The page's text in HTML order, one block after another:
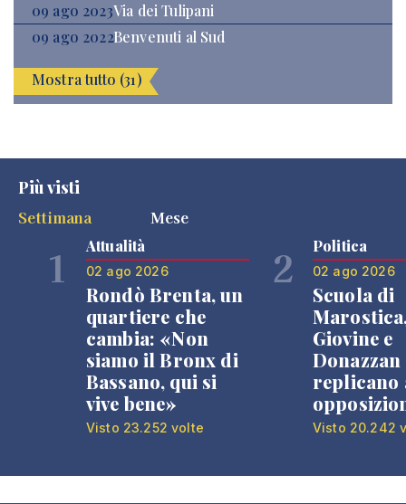
09 ago 2023Via dei Tulipani
09 ago 2022Benvenuti al Sud
Mostra tutto (31)
Più visti
Settimana
Mese
1 Attualità
02 ago 2026
Rondò Brenta, un
quartiere che
cambia: «Non
siamo il Bronx di
Bassano, qui si
vive bene»
Visto 23.252 volte
2 Politica
02 ago 2026
Scuola di
Giovine e
Donazzan
replicano
Visto 20.242